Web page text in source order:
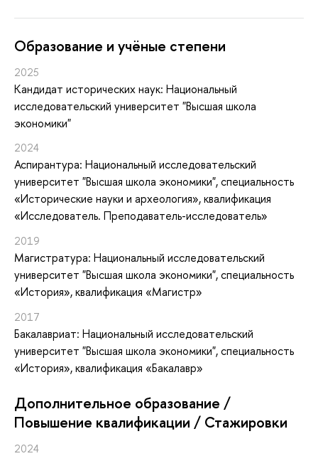
Oбразование и учёные степени
2025
Кандидат исторических наук: Национальный
исследовательский университет "Высшая школа
экономики"
2024
Аспирантура: Национальный исследовательский
университет "Высшая школа экономики", специальность
«Исторические науки и археология», квалификация
«Исследователь. Преподаватель-исследователь»
2019
Магистратура: Национальный исследовательский
университет "Высшая школа экономики", специальность
«История», квалификация «Магистр»
2017
Бакалавриат: Национальный исследовательский
университет "Высшая школа экономики", специальность
«История», квалификация «Бакалавр»
Дополнительное образование /
Повышение квалификации / Стажировки
2024